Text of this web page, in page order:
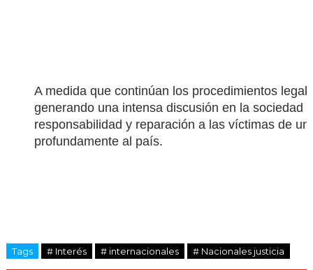
A medida que continúan los procedimientos
generando una intensa discusión en la sociedad
responsabilidad y reparación a las víctimas de
profundamente al país.
Tags # Interés # internacionales # Nacionales justicia